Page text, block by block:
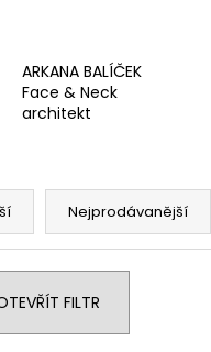
ARKANA BALÍČEK
Face & Neck
architekt
Nejprodávanější
FILTR
A
BBGLOW